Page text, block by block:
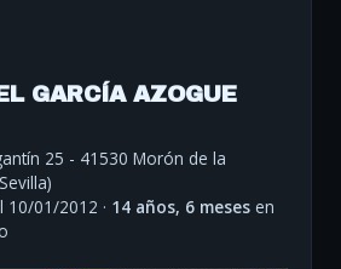
GARCÍA AZOGUE
25 - 41530 Morón de la
10/01/2012 · 14 años, 6 meses en